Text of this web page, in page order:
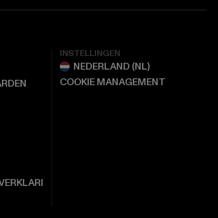
INSTELLINGEN
COOKIE MANAGEMENT